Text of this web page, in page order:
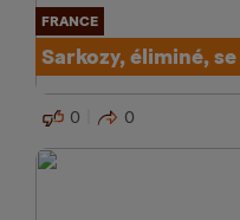
FRANCE
Sarkozy, éliminé,
0 0